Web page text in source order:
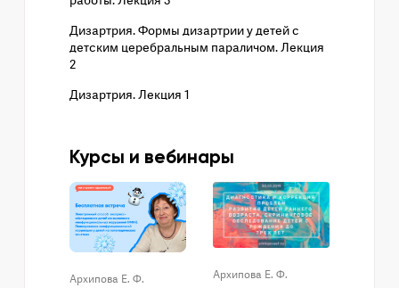
Дизартрия. Формы дизартрии у детей с
детским церебральным параличом. Лекция
2
Дизартрия. Лекция 1
Курсы и вебинары
Архипова Е. Ф. Архипова Е. Ф.